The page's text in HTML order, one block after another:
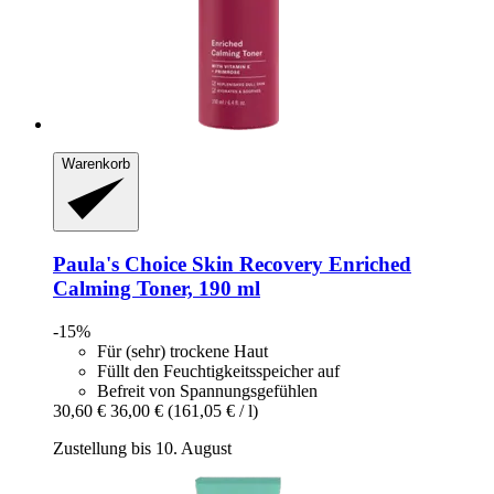
Warenkorb
Paula's Choice Skin Recovery Enriched
Calming Toner, 190 ml
-15%
Für (sehr) trockene Haut
Füllt den Feuchtigkeitsspeicher auf
Befreit von Spannungsgefühlen
30,60 € 36,00 € (161,05 € / l)
Zustellung bis 10. August